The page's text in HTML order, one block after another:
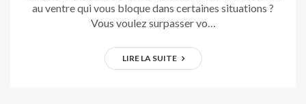
au ventre qui vous bloque dans certaines situations ?
Vous voulez surpasser vo…
LIRE LA SUITE